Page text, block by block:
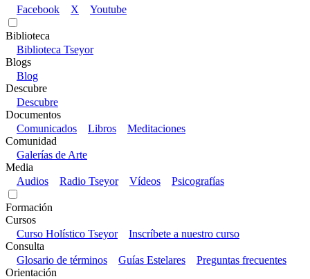
Facebook
X Youtube
Biblioteca
Biblioteca Tseyor
Blogs
Blog
Descubre
Descubre
Documentos
Comunicados
Libros
Meditaciones
Comunidad
Galerías de Arte
Media
Audios
Radio Tseyor Vídeos Psicografías
Formación
Cursos
Curso Holístico Tseyor
Inscríbete a nuestro curso
Consulta
Glosario de términos
Guías Estelares
Preguntas frecuentes
Orientación